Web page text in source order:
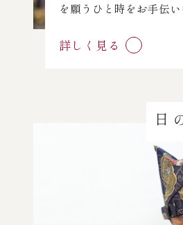
を願うひと時をお手伝い
詳しく見る
こどもの日